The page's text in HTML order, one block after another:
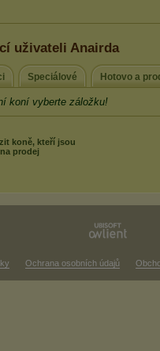
uživateli Anairda
Speciálové Hotovo a
koní vyberte záložku!
koně, kteří jsou
prodej
Ochrana osobních údajů